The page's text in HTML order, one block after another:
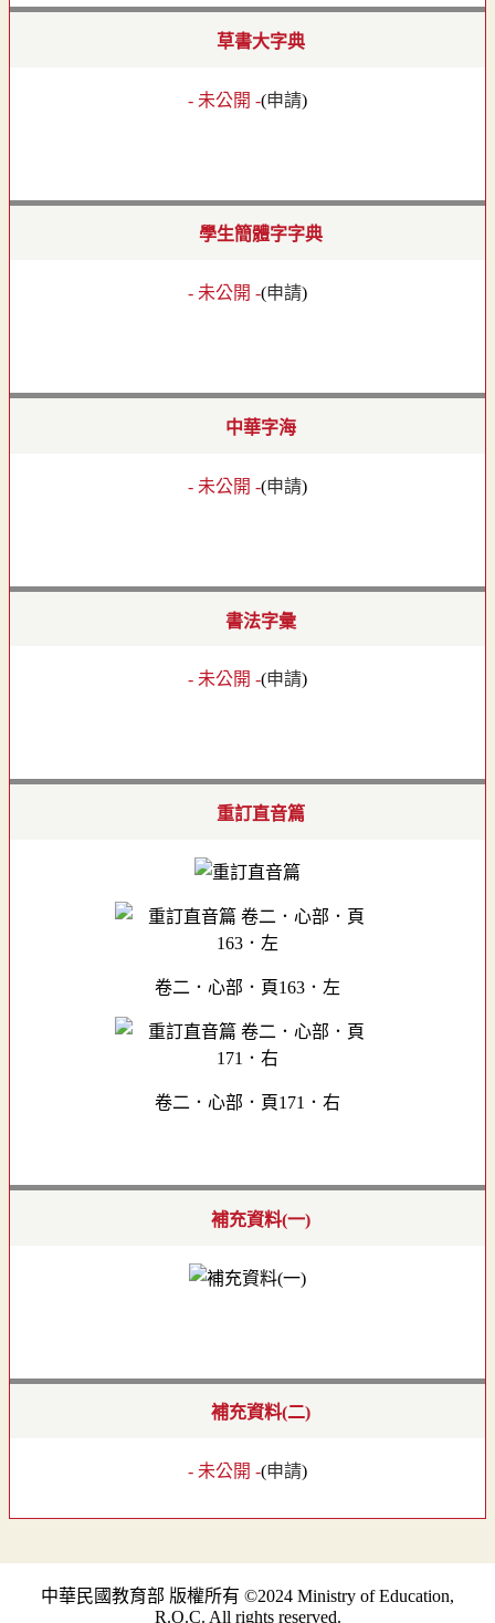
草書大字典
- 未公開 -(申請)
學生簡體字字典
- 未公開 -(申請)
中華字海
- 未公開 -(申請)
書法字彙
- 未公開 -(申請)
重訂直音篇
卷二．心部．頁163．左
卷二．心部．頁171．右
補充資料(一)
補充資料(二)
- 未公開 -(申請)
中華民國教育部 版權所有 ©2024 Ministry of Education,
R.O.C. All rights reserved.